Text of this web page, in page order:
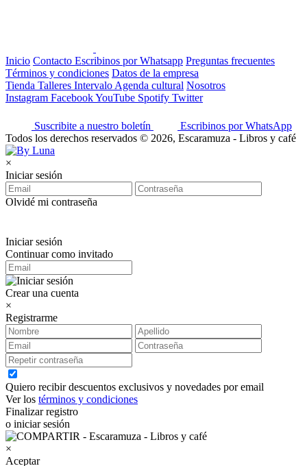
Inicio Contacto Escribinos por Whatsapp Preguntas frecuentes
Términos y condiciones Datos de la empresa
Tienda Talleres Intervalo Agenda cultural Nosotros
Instagram FacebookYouTube Spotify Twitter
Suscribite a nuestro boletín
Escribinos por WhatsApp
Todos los derechos reservados © 2026, Escaramuza - Libros y café
×
Iniciar sesión
Olvidé mi contraseña
Iniciar sesión
Continuar como invitado
Crear una cuenta
×
Registrarme
Quiero recibir descuentos exclusivos y novedades por email
Ver los términos y condiciones
Finalizar registro
o iniciar sesión
×
Aceptar